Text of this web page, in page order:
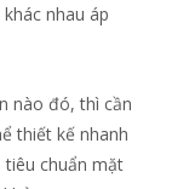
nhau áp
nào đó, thì cần
thiết kế nhanh
chuẩn mặt